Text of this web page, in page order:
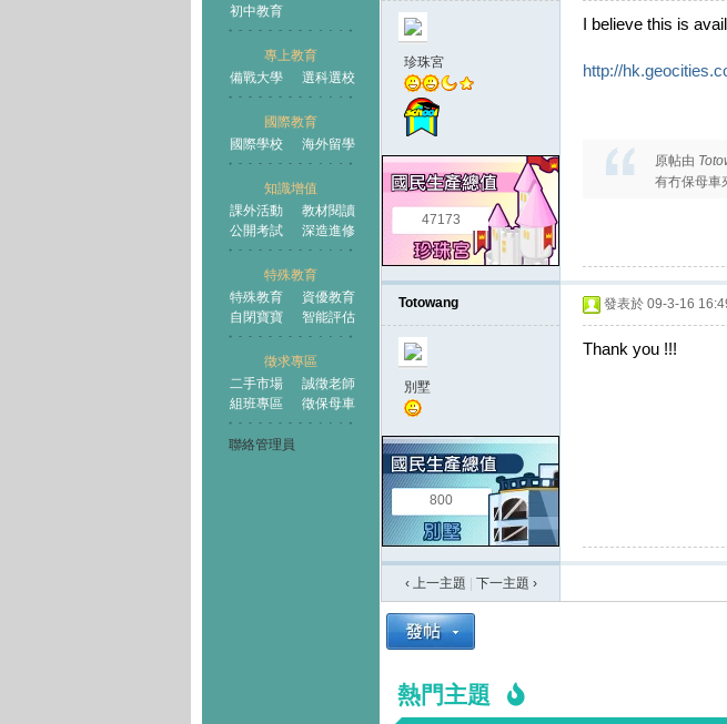
初中教育
專上教育
備戰大學
選科選校
國際教育
國際學校
海外留學
知識增值
課外活動
教材閱讀
公開考試
深造進修
特殊教育
特殊教育
資優教育
自閉寶寶
智能評估
徵求專區
二手市場
誠徵老師
組班專區
徵保母車
聯絡管理員
珍珠宮
47173
I believe this is
http://
原帖由
有冇保母車
Totowang
別墅
800
發表於 09-3-16
Thank you !!!
‹ 上一主題
下一主題 ›
熱門主題